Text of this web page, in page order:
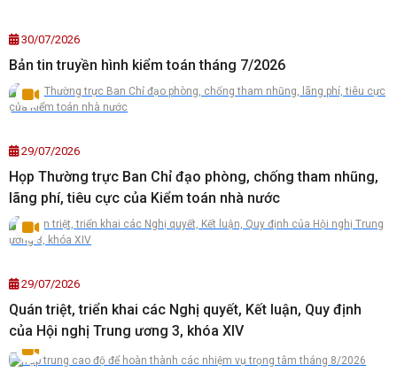
30/07/2026
Bản tin truyền hình kiểm toán tháng 7/2026
29/07/2026
Họp Thường trực Ban Chỉ đạo phòng, chống tham nhũng,
lãng phí, tiêu cực của Kiểm toán nhà nước
29/07/2026
Quán triệt, triển khai các Nghị quyết, Kết luận, Quy định
của Hội nghị Trung ương 3, khóa XIV